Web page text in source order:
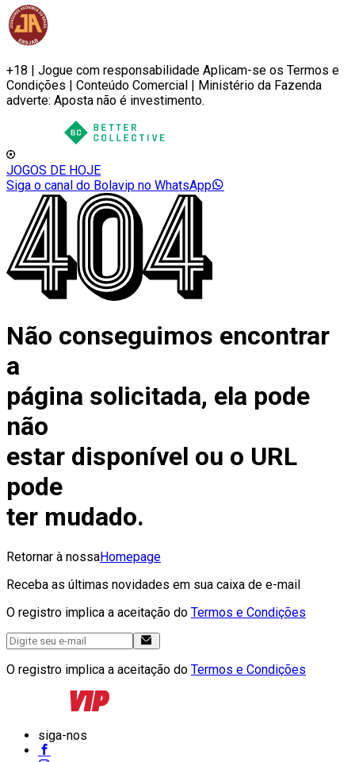
+18 | Jogue com responsabilidade Aplicam-se os Termos e
Condições | Conteúdo Comercial | Ministério da Fazenda
adverte: Aposta não é investimento.
JOGOS DE HOJE
Siga o canal do Bolavip no WhatsApp
Não conseguimos encontrar
a
página solicitada, ela pode
não
estar disponível ou o URL
pode
ter mudado.
Retornar à nossaHomepage
Receba as últimas novidades em sua caixa de e-mail
O registro implica a aceitação do Termos e Condições
O registro implica a aceitação do Termos e Condições
siga-nos